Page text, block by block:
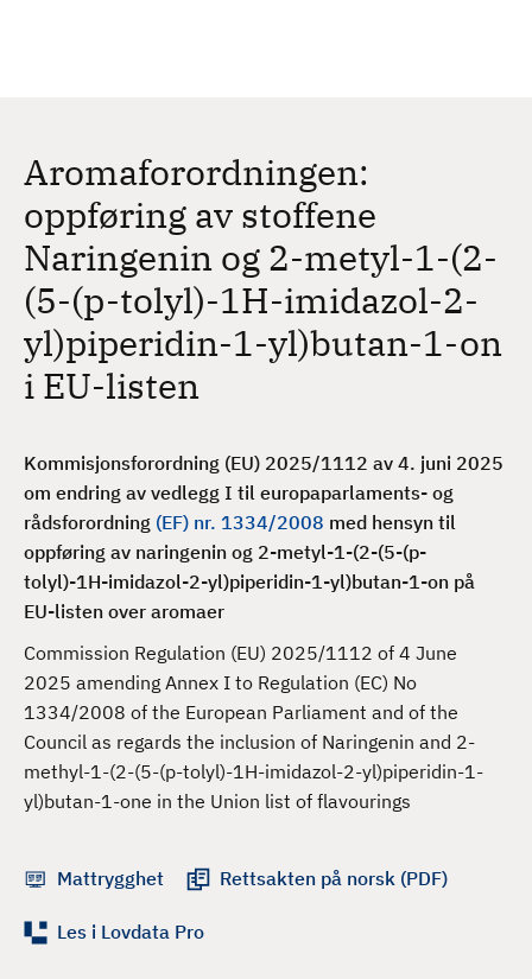
Aromaforordningen:
oppføring av stoffene
Naringenin og 2-metyl-1-(2-
(5-(p-tolyl)-1H-imidazol-2-
yl)piperidin-1-yl)butan-1-on
i EU-listen
Kommisjonsforordning (EU) 2025/1112 av 4. juni 2025
om endring av vedlegg I til europaparlaments- og
rådsforordning (EF) nr. 1334/2008 med hensyn til
oppføring av naringenin og 2-metyl-1-(2-(5-(p-
tolyl)-1H-imidazol-2-yl)piperidin-1-yl)butan-1-on på
EU-listen over aromaer
Commission Regulation (EU) 2025/1112 of 4 June
2025 amending Annex I to Regulation (EC) No
1334/2008 of the European Parliament and of the
Council as regards the inclusion of Naringenin and 2-
methyl-1-(2-(5-(p-tolyl)-1H-imidazol-2-yl)piperidin-1-
yl)butan-1-one in the Union list of flavourings
Mattrygghet Rettsakten på norsk (PDF)
Les i Lovdata Pro